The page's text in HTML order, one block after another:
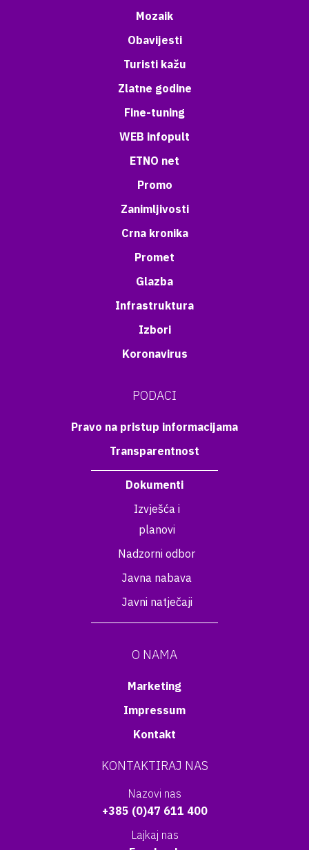
Mozaik
Obavijesti
Turisti kažu
Zlatne godine
Fine-tuning
WEB infopult
ETNO net
Promo
Zanimljivosti
Crna kronika
Promet
Glazba
Infrastruktura
Izbori
Koronavirus
PODACI
Pravo na pristup informacijama
Transparentnost
Dokumenti
Izvješća i
planovi
Nadzorni odbor
Javna nabava
Javni natječaji
O NAMA
Marketing
Impressum
Kontakt
KONTAKTIRAJ NAS
Nazovi nas
+385 (0)47 611 400
Lajkaj nas